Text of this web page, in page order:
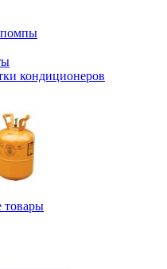
кондиционеров
товары